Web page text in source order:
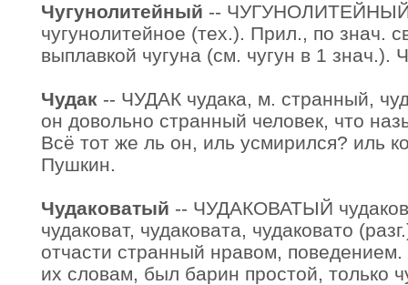
Чугунолитейный -- ЧУГУНОЛИТЕЙНЫЙ
чугунолитейное (тех.). Прил., по знач.
выплавкой чугуна (см. чугун в 1 знач.).
Чудак -- ЧУДАК чудака, м. странный,
он довольно странный человек, что
Всё тот же ль он, иль усмирился? иль
Пушкин.
Чудаковатый -- ЧУДАКОВАТЫЙ
чудаковат, чудаковата, чудаковато
отчасти странный нравом,
их словам, был барин простой, только